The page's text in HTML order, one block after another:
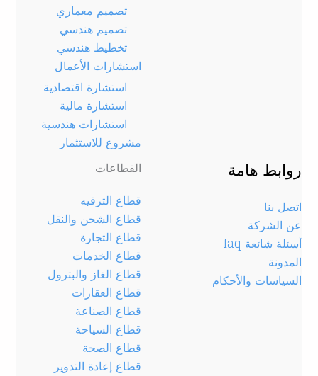
تصميم معماري
تصميم هندسي
تخطيط هندسي
استشارات الأعمال
استشارة اقتصادية
استشارة مالية
استشارات هندسية
مشروع للاستثمار
روابط هامة
اتصل بنا
عن الشركة
أسئلة شائعة faq
المدونة
السياسات والأحكام
القطاعات
قطاع الترفيه
قطاع الشحن والنقل
قطاع التجارة
قطاع الخدمات
قطاع الغاز والبترول
قطاع العقارات
قطاع الصناعة
قطاع السياحة
قطاع الصحة
قطاع إعادة التدوير